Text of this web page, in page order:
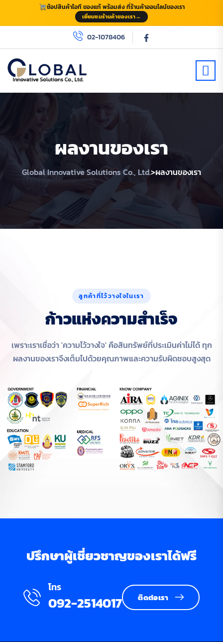
ช้อปสินค้าไอที ของแท้ พร้อมส่ง ที่ร้านค้าออนไลน์ของเรา
เยี่ยมชมร้านค้าของเรา→
02-1078406
ผลงานของเรา
Global Innovative Solutions Co., Ltd.>ผลงานของเรา
ลูกค้าที่ไว้วางใจในเรา
กาวแหงความสำเรจ
เพราะเราเชื่อว่า 'ความไว้วางใจ' คือสินทรัพย์ที่ประเมินค่าไม่ได้ ทุก
ผลงานของเราจึงเต็มไปด้วยคุณภาพและความรับผิดชอบสูงสุด
ปรึกษาผู้เชี่ยวชาญของเราได้ฟรี
โทร
092-2514017 ติดต่อเรา